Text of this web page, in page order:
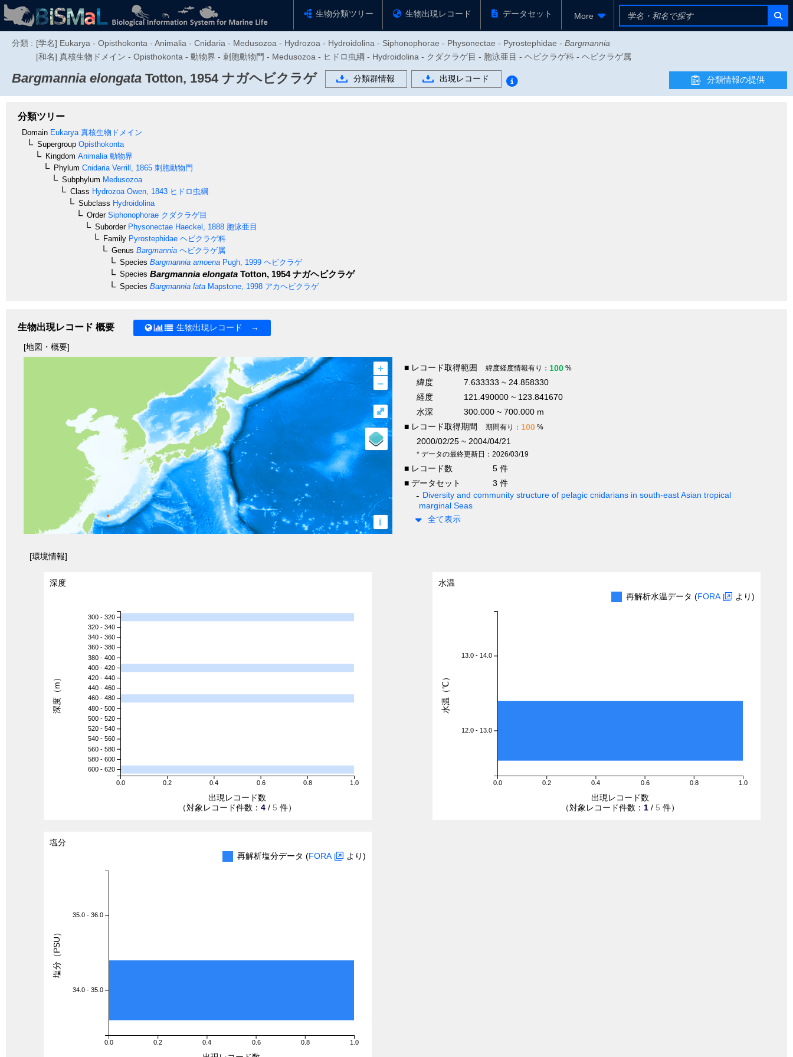
生物分類ツリー 生物出現レコード データセット More
分類 : [学名] Eukarya - Opisthokonta - Animalia - Cnidaria - Medusozoa - Hydrozoa - Hydroidolina - Siphonophorae - Physonectae - Pyrostephidae - Bargmannia
[和名] 真核生物ドメイン - Opisthokonta - 動物界 - 刺胞動物門 - Medusozoa - ヒドロ虫綱 - Hydroidolina - クダクラゲ目 - 胞泳亜目 - ヘビクラゲ科 - ヘビクラゲ属
Bargmannia elongata Totton, 1954 ナガヘビクラゲ 分類群情報 出現レコード 分類情報の提供
分類ツリー
Domain Eukarya 真核生物ドメイン
Supergroup Opisthokonta
Kingdom Animalia 動物界
Phylum Cnidaria Verrill, 1865 刺胞動物門
Subphylum Medusozoa
Class Hydrozoa Owen, 1843 ヒドロ虫綱
Subclass Hydroidolina
OrderSiphonophorae クダクラゲ目
SuborderPhysonectae Haeckel, 1888 胞泳亜目
Family Pyrostephidae ヘビクラゲ科
Genus Bargmannia ヘビクラゲ属
Species Bargmannia amoena Pugh, 1999 ヘビクラゲ
Species Bargmannia elongata Totton, 1954ナガヘビクラゲ
Species Bargmannia lata Mapstone, 1998 アカヘビクラゲ
生物出現レコード 概要 生物出現レコード →
[地図・概要]
+
–
i
⤢
■ レコード取得範囲 緯度経度情報有り： 100 %
緯度
7.633333 ~ 24.858330
経度
121.490000 ~ 123.841670
水深
300.000 ~ 700.000 m
■ レコード取得期間
期間有り： 100 %
2000/02/25 ~ 2004/04/21
* データの最終更新日：2026/03/19
■ レコード数
5 件
■ データセット
3 件
Diversity and community structure of pelagic cnidarians in south-east Asian tropical
marginal Seas
全て表示
[環境情報]
深度
0.0 0.2 0.4 0.6 0.8 1.0
300 - 320
320 - 340
340 - 360
360 - 380
380 - 400
400 - 420
420 - 440
440 - 460
460 - 480
480 - 500
500 - 520
520 - 540
540 - 560
560 - 580
580 - 600
600 - 620
出現レコード数
（対象レコード件数： 4 / 5 件）
深度（m）
水温
再解析水温データ (FORA より)
0.0 0.2 0.4 0.6 0.8 1.0
13.0 - 14.0
12.0 - 13.0
出現レコード数
（対象レコード件数： 1 / 5 件）
水温（℃）
塩分
再解析塩分データ (FORA より)
0.0 0.2 0.4 0.6 0.8 1.0
35.0 - 36.0
34.0 - 35.0
塩分（PSU）